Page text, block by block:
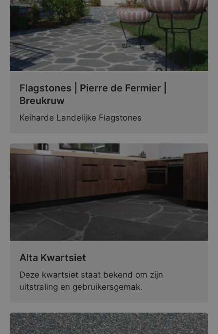
Flagstones | Pierre de Fermier |
Breukruw
Keiharde Landelijke Flagstones
Alta Kwartsiet
Deze kwartsiet staat bekend om zijn
uitstraling en gebruikersgemak.